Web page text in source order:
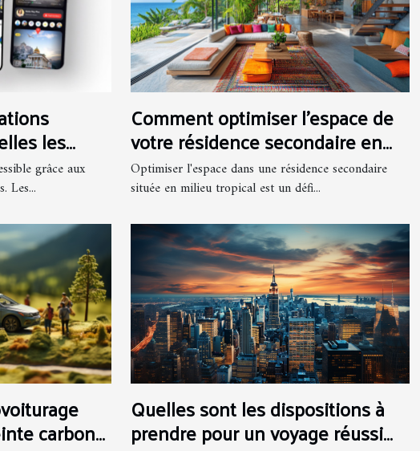
les
grâce aux
Les...
Comment optimiser l'espace de
votre résidence secondaire en
milieu tropical ?
Optimiser l'espace dans une résidence secondaire
située en milieu tropical est un défi...
carbone
Quelles sont les dispositions à
prendre pour un voyage réussi